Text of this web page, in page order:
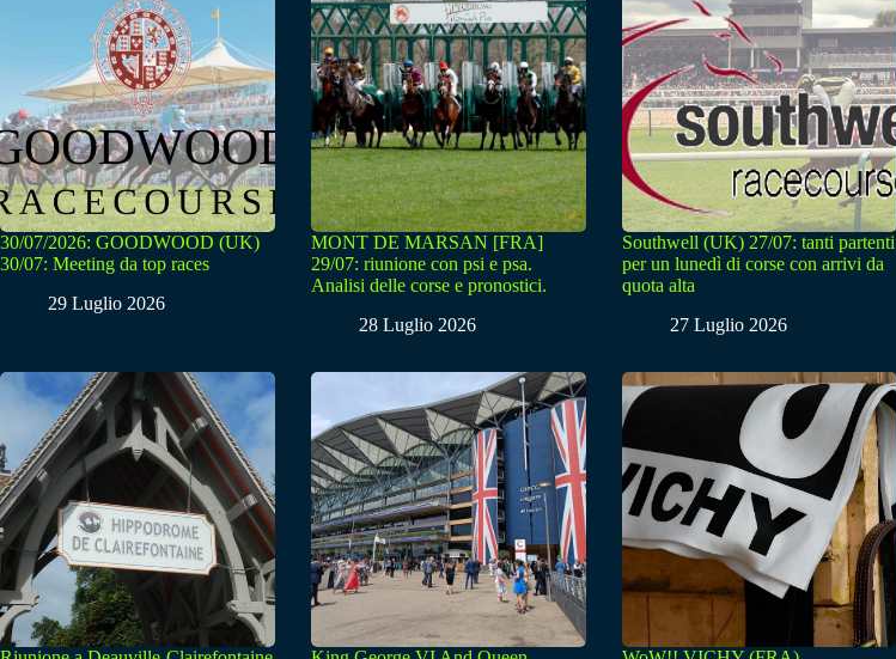
30/07/2026: GOODWOOD (UK)
30/07: Meeting da top races
29 Luglio 2026
MONT DE MARSAN [FRA]
29/07: riunione con psi e psa.
Analisi delle corse e pronostici.
28 Luglio 2026
Southwell (UK) 27/07: tanti partenti
per un lunedì di corse con arrivi da
quota alta
27 Luglio 2026